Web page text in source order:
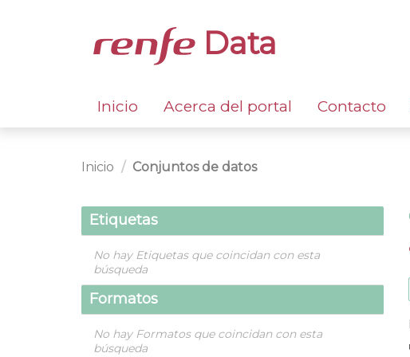
Data
Inicio Acerca del portal Contacto
Inicio Conjuntos de datos
Etiquetas
No hay Etiquetas que coincidan con esta
búsqueda
Formatos
No hay Formatos que coincidan con esta
búsqueda